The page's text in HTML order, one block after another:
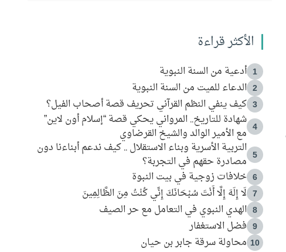
الأكثر قراءة
1 أدعية من السنة النبوية
2 الدعاء للميت من السنة النبوية
3 كيف ينفي النظم القرآني تحريف قصة أصحاب الفيل؟
4
شهادة للتاريخ.. المرواني يحكي قصة “إسلام أون لاين”
مع الأمير الوالد والشيخ القرضاوي
5
التربية الأسرية وبناء الاستقلال .. كيف ندعم أبناءنا دون
مصادرة حقهم في التجربة؟
6 خلافات زوجية في بيت النبوة
7 لَا إِلَهَ إِلَّا أَنْتَ سُبْحَانَكَ إِنِّي كُنْتُ مِنَ الظَّالِمِينَ
8 الهدي النبوي في التعامل مع حر الصيف
9 فضل الاستغفار
10 محاولة سرقة جابر بن حيان